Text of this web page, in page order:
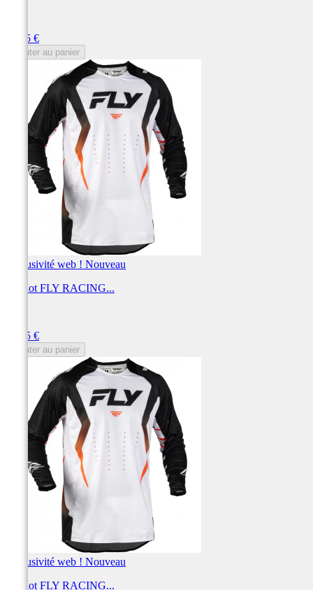
69,95 €
Ajouter au panier
Exclusivité web ! Nouveau
Maillot FLY RACING...
69,95 €
Ajouter au panier
Exclusivité web ! Nouveau
Maillot FLY RACING...